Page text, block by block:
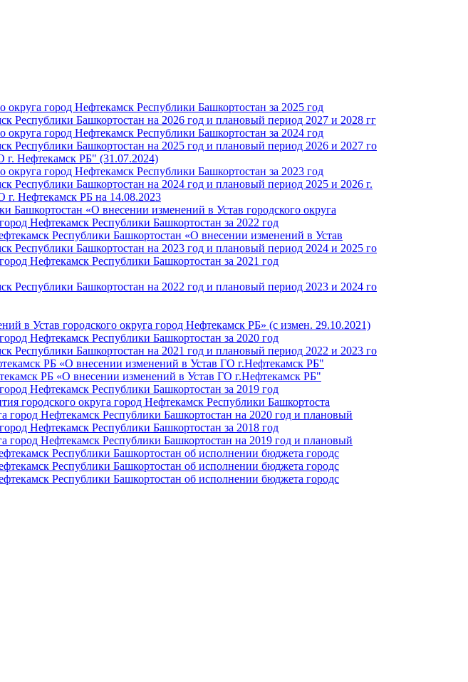
город Нефтекамск Республики Башкортостан за 2025 год
Республики Башкортостан на 2026 год и плановый период 2027 и 2028 гг
город Нефтекамск Республики Башкортостан за 2024 год
Республики Башкортостан на 2025 год и плановый период 2026 и 2027 го
Нефтекамск РБ" (31.07.2024)
город Нефтекамск Республики Башкортостан за 2023 год
Республики Башкортостан на 2024 год и плановый период 2025 и 2026 г.
Нефтекамск РБ на 14.08.2023
«О внесении изменений в Устав городского округа
Нефтекамск Республики Башкортостан за 2022 год
Республики Башкортостан «О внесении изменений в Устав
Республики Башкортостан на 2023 год и плановый период 2024 и 2025 го
Нефтекамск Республики Башкортостан за 2021 год
Республики Башкортостан на 2022 год и плановый период 2023 и 2024 го
в Устав городского округа город Нефтекамск РБ» (с измен. 29.10.2021)
Нефтекамск Республики Башкортостан за 2020 год
Республики Башкортостан на 2021 год и плановый период 2022 и 2023 го
РБ «О внесении изменений в Устав ГО г.Нефтекамск РБ"
РБ «О внесении изменений в Устав ГО г.Нефтекамск РБ"
Нефтекамск Республики Башкортостан за 2019 год
городского округа город Нефтекамск Республики Башкортоста
Нефтекамск Республики Башкортостан на 2020 год и плановый
Нефтекамск Республики Башкортостан за 2018 год
Нефтекамск Республики Башкортостан на 2019 год и плановый
Республики Башкортостан об исполнении бюджета городс
Республики Башкортостан об исполнении бюджета городс
Республики Башкортостан об исполнении бюджета городс